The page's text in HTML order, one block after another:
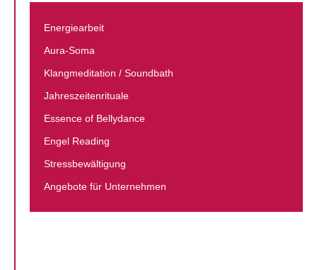
Energiearbeit
Aura-Soma
Klang­meditation / Soundbath
Jahreszeiten­rituale
Essence of Bellydance
Engel Reading
Stressbewältigung
Angebote für Unternehmen